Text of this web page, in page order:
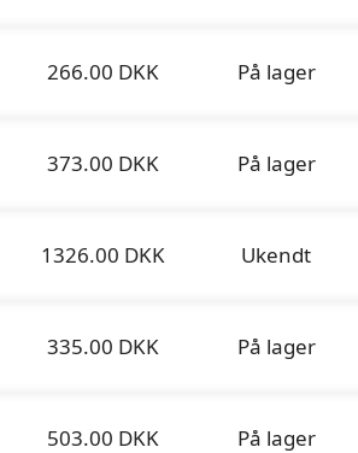
266.00 DKK På lager
373.00 DKK På lager
1326.00 DKK Ukendt
335.00 DKK På lager
503.00 DKK På lager